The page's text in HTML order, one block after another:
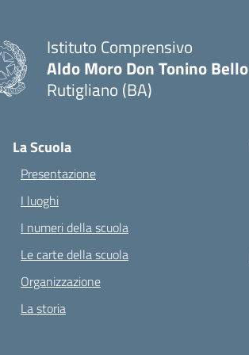
Istituto Comprensivo
Aldo Moro Don Tonino Bello
Rutigliano (BA)
La Scuola
Presentazione
I luoghi
I numeri della scuola
Le carte della scuola
Organizzazione
La storia